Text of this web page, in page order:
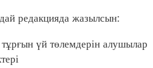
редакцияда жазылсын:
үй төлемдерін алушылар